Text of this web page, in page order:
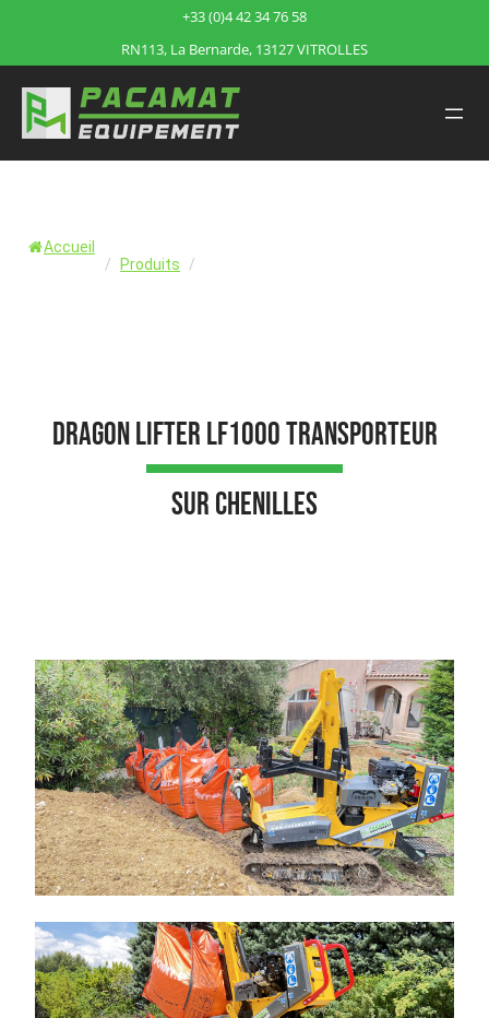
+33 (0)4 42 34 76 58
RN113, La Bernarde, 13127 VITROLLES
Accueil
/
Produits /
DRAGON Lifter LF1000 Transporteur
sur chenilles